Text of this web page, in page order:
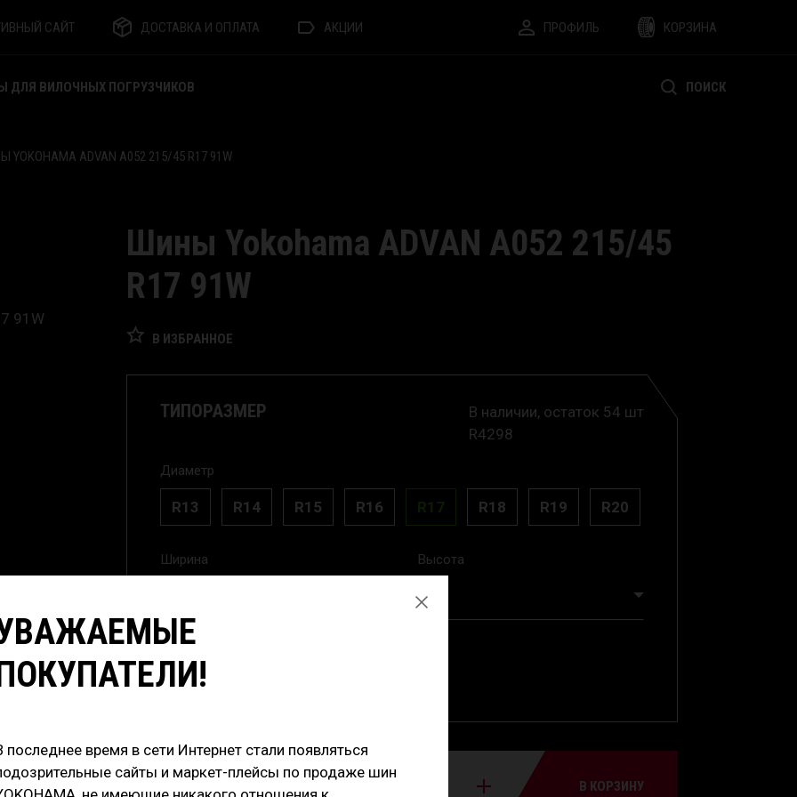
САЙТ ДОСТАВКА И ОПЛАТА АКЦИИ ПРОФИЛЬ КОРЗИНА
ДЛЯ ВИЛОЧНЫХ ПОГРУЗЧИКОВ ПОИСК
YOKOHAMA ADVAN A052 215/45 R17 91W
Шины Yokohama ADVAN A052 215/45
R17 91W
В ИЗБРАННОЕ
ТИПОРАЗМЕР
В наличии, остаток 54 шт
R4298
Диаметр
R13 R14 R15 R16 R17 R18 R19 R20
Ширина
45
Высота
RunFlat
18 200₽/шт
В КОРЗИНУ
последнее время в сети Интернет стали появляться
сайты и маркет-плейсы по продаже шин